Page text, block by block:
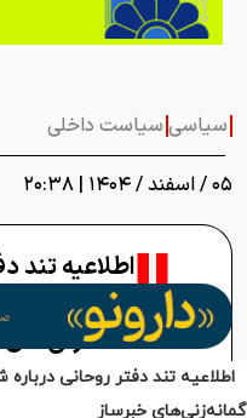
اطلاعیه تند دفتر روحانی
گمانه‌زنی‌های خبرساز